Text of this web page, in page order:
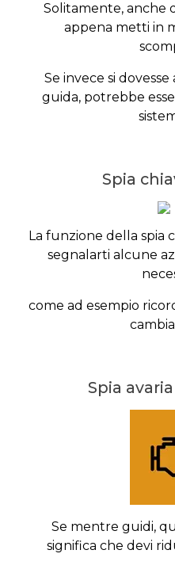
Solitamente, anche
appena metti in
Se invece si
guida, potrebbe
Spia
La funzione della spia
segnalarti alcune
come ad esempio
Spia
Se mentre guidi,
significa che devi